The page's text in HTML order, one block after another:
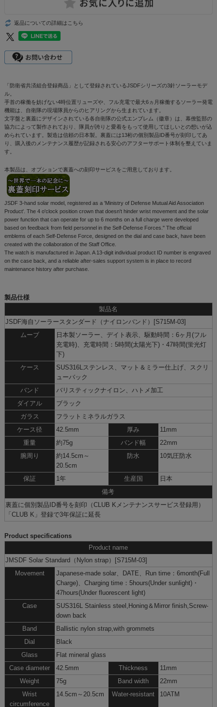
返品についての詳細はこちら
「防衛省共済組合登録商品」として登録されているJSDFシリーズの3針ソーラーモデ
ル。
手首の稼働を妨げない4時位置リューズや、フル充電で最大6ヵ月稼働するソーラー発電
機能は、自衛隊の現場隊員からのヒアリングから生まれています。
文字盤と裏蓋にデザインされている各自衛隊の公式エンブレム（徽章）は、幕僚監部の
協力によって製作されており、隊員が誇りと愛着をもって使用してほしいとの想いが込
められています。製造は信頼の日本製。裏蓋には13桁の個別製品ID番号が刻印してあ
り、購入後のメンテナンス履歴が記録される安心のアフターサポート体制を整えていま
す。
本製品は、オプションで裏蓋への刻印サービスをご用意しております。
JSDF 3-hand solar model, registered as a 'Ministry of Defense Mutual Aid Association
Product'. The 4 o'clock position crown that doesn't hinder wrist movement and the solar
power function that can operate for up to 6 months on a full charge were developed
based on feedback from field personnel in the Self-Defense Forces." The official
emblems of each Self-Defense Force, designed on the dial and case back, have been
created with the collaboration of the Staff Office.
The watch is manufactured in Japan. A 13-digit individual product ID number is engraved
on the case back, and a reliable after-sales support system is in place to record
maintenance history after purchase.
製品仕様
製品名
JSDF海自ソーラースタンダード（ナイロンバンド）[S715M-03]
ムーブ
日本製ソーラー、デイト表示、駆動時間：6ヶ月(フル
充電時)、充電時間：5時間(太陽光下)・47時間(蛍光灯
下)
ケース
SUS316Lステンレス、マット＆ミラー仕上げ、スクリ
ューバック
バンド
バリスティックナイロン、ハトメ加工
ダイアル
ブラック
ガラス
フラットミネラルガラス
ケース径
42.5mm 厚み
11mm
重量
約75g バンド幅
22mm
腕周り
約14.5cm～
20.5cm
防水 10気圧防水
保証 1年 生産国
日本
備考
裏蓋に個別製品ID番号を刻印（CLUB Kメンテナンスサービス登録用）
「CLUB K」登録で3年保証に延長
Product specifications
Product name
JMSDF Solar Standard（Nylon strap）[S715M-03]
Movement
Japanese-made solar、DATE、Run time：6month(Full
Charge)、Charging time：5hours(Under sunlight)・
47hours(Under fluorescent light)
Case
SUS316L Stainless steel,Honing＆Mirror finish,Screw-
down back
Band
Ballistic nylon strap,with grommets
Dial
Black
Glass
Flat mineral glass
Case diameter
42.5mm Thickness
11mm
Weight
75g Band width
22mm
Wrist
circumference
14.5cm～20.5cm Water-resistant 10ATM